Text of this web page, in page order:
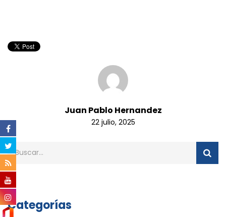
Juan Pablo Hernandez
22 julio, 2025
Categorías